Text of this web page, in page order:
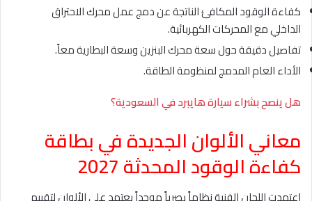
كفاءة الوقود المكافئ الناتجة عن دمج عمل محرك الاحتراق
الداخلي مع المحركات الكهربائية.
تفاصيل دقيقة حول سعة محرك البنزين وسعة البطارية معاً.
الأداء العام المدمج لمنظومة الطاقة.
هل ينصح بشراء سيارة هايبرد في السعودية؟
معاني الألوان الجديدة في بطاقة
كفاءة الوقود المحدثة 2027